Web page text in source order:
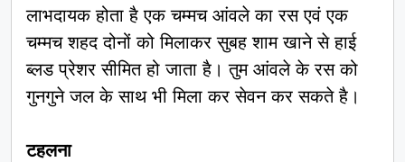
लाभदायक होता है एक चम्मच आंवले का रस एवं एक
चम्मच शहद दोनों को मिलाकर सुबह शाम खाने से हाई
ब्लड प्रेशर सीमित हो जाता है। तुम आंवले के रस को
गुनगुने जल के साथ भी मिला कर सेवन कर सकते है।
टहलना